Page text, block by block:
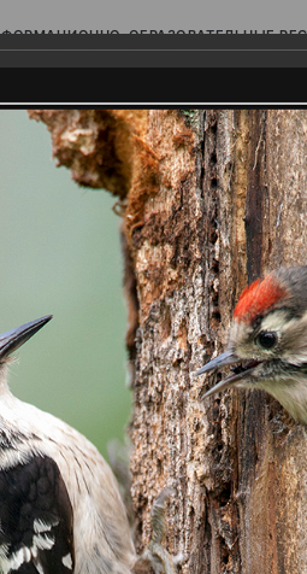
ОБРАЗОВАТЕЛЬНЫЕ